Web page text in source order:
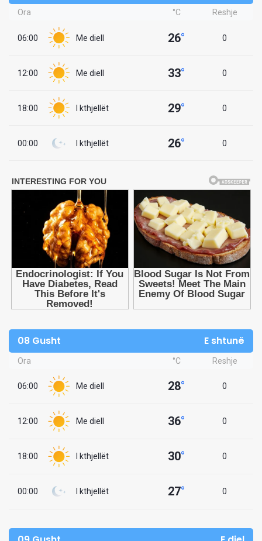
Ora °C Reshje
06:00 Me diell 26° 0
12:00 Me diell 33° 0
18:00 I kthjellët 29° 0
00:00 I kthjellët 26° 0
08 Gusht E shtunë
Ora °C Reshje
06:00 Me diell 28° 0
12:00 Me diell 36° 0
18:00 I kthjellët 30° 0
00:00 I kthjellët 27° 0